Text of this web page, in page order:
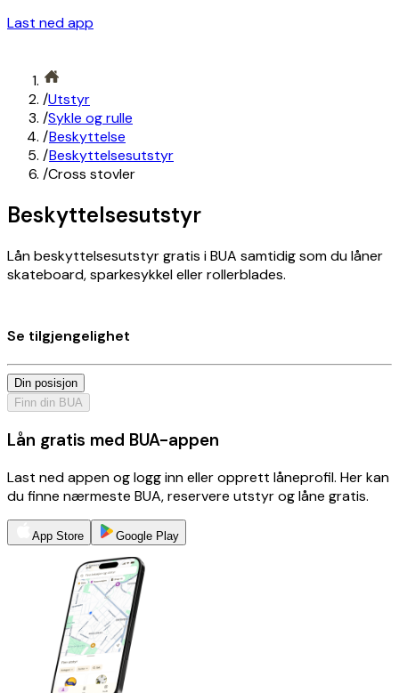
Last ned app
/Utstyr
/Sykle og rulle
/Beskyttelse
/Beskyttelsesutstyr
/Cross stovler
Beskyttelsesutstyr
Lån beskyttelsesutstyr gratis i BUA samtidig som du låner
skateboard, sparkesykkel eller rollerblades.
Se tilgjengelighet
Din posisjon
Finn din BUA
Lån gratis med BUA-appen
Last ned appen og logg inn eller opprett låneprofil. Her kan
du finne nærmeste BUA, reservere utstyr og låne gratis.
App Store Google Play